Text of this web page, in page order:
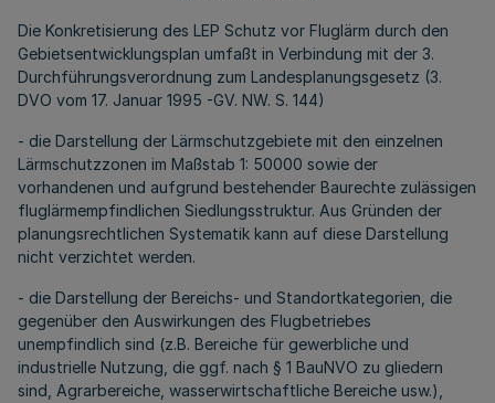
Die Konkretisierung des LEP Schutz vor Fluglärm durch den
Gebietsentwicklungsplan umfaßt in Verbindung mit der 3.
Durchführungsverordnung zum Landesplanungsgesetz (3.
DVO vom 17. Januar 1995 -GV. NW. S. 144)
- die Darstellung der Lärmschutzgebiete mit den einzelnen
Lärmschutzzonen im Maßstab 1: 50000 sowie der
vorhandenen und aufgrund bestehender Baurechte zulässigen
fluglärmempfindlichen Siedlungsstruktur. Aus Gründen der
planungsrechtlichen Systematik kann auf diese Darstellung
nicht verzichtet werden.
- die Darstellung der Bereichs- und Standortkategorien, die
gegenüber den Auswirkungen des Flugbetriebes
unempfindlich sind (z.B. Bereiche für gewerbliche und
industrielle Nutzung, die ggf. nach § 1 BauNVO zu gliedern
sind, Agrarbereiche, wasserwirtschaftliche Bereiche usw.),